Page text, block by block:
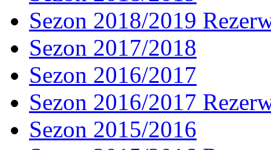
Sezon 2018/2019
Sezon 2017/2018
Sezon 2016/2017
Sezon 2016/2017
Sezon 2015/2016